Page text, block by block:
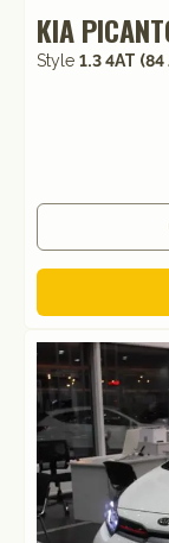
KIA
Style 1.3 4АТ (84